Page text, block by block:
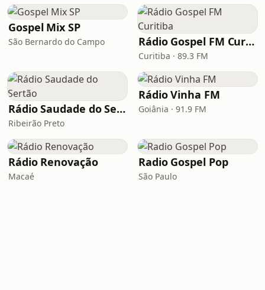
Gospel Mix SP
São Bernardo do Campo Rádio Gospel FM Curitiba
Curitiba · 89.3 FM
Rádio Saudade do Sertão
Ribeirão Preto
Rádio Vinha FM
Goiânia · 91.9 FM
Rádio Renovação
Macaé
Radio Gospel Pop
São Paulo